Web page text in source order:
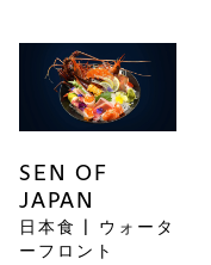
SEN OF
JAPAN
日本食 | ウォータ
ーフロント